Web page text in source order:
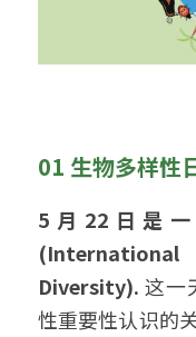
01 生物多样性
5月22日是
Diversity). 这一
性重要性认识的